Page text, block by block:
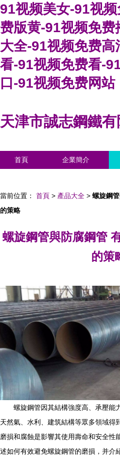
91视频美女-91视
费版黄-91视频免
大全-91视频免费
看-91视频免费看-
口-91视频免费网站
天津市誠志鋼鐵有
首頁 企業簡介
當前位置： 首頁 > 產品大全 > 螺旋鋼
的策略
螺旋鋼管與防腐鋼管
的策
螺旋鋼管因其結構強度高、承壓能
天然氣、水利、建筑結構等眾多領域得
磨損和腐蝕是影響其使用壽命和安全性
述如何有效避免螺旋鋼管的磨損，并介